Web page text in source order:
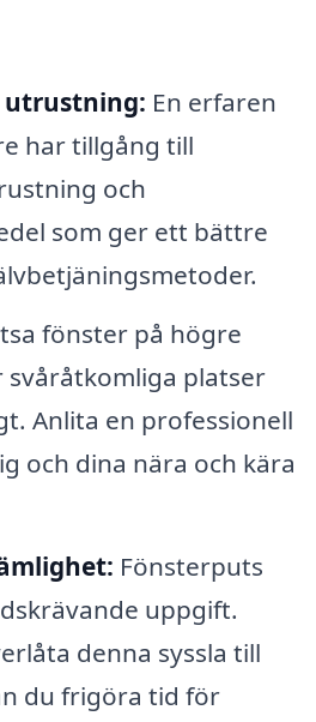
utrustning: En erfaren
har tillgång till
och
som ger ett bättre
fönster på högre
svåråtkomliga platser
Anlita en professionell
och dina nära och kära
Fönsterputs
uppgift.
denna syssla till
du frigöra tid för